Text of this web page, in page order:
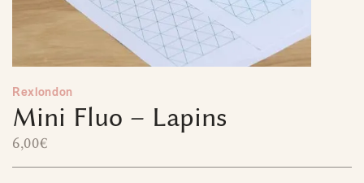
Rexlondon
Mini Fluo – Lapins
6,00€